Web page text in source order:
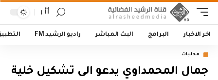
أأ
اخر الاخبار البرامج البث المباشر راديو الرشيد FM
محليات
جمال المحمداوي يدعو الى تشكيل خلية